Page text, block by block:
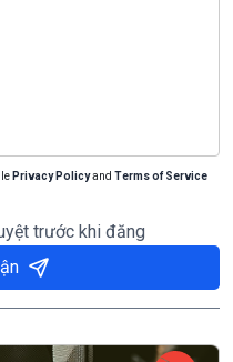
Privacy Policyand Terms of Service
trước khi đăng